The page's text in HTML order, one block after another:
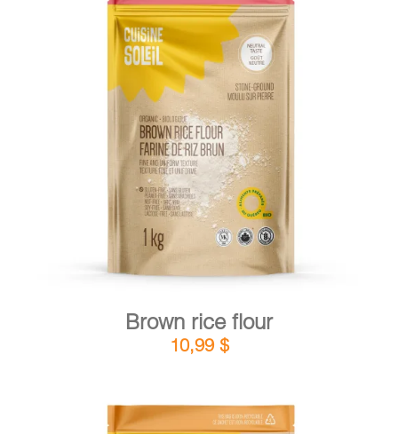
ADD TO CART / DETAILS
Brown rice flour
10,99 $